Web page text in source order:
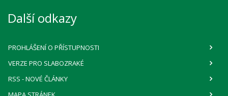
Další odkazy
PROHLÁŠENÍ O PŘÍSTUPNOSTI
VERZE PRO SLABOZRAKÉ
RSS - NOVÉ ČLÁNKY